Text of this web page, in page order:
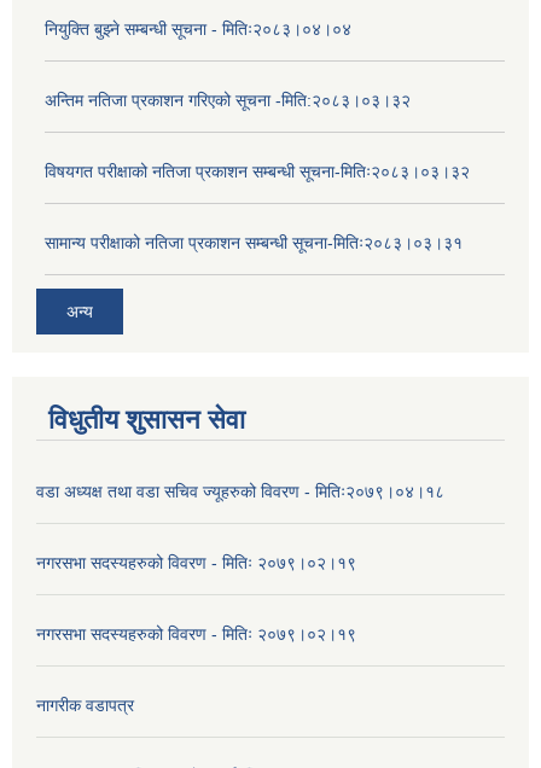
नियुक्ति बुझ्ने सम्बन्धी सूचना - मितिः२०८३।०४।०४
अन्तिम नतिजा प्रकाशन गरिएको सूचना -मिति:२०८३।०३।३२
विषयगत परीक्षाको नतिजा प्रकाशन सम्बन्धी सूचना-मितिः२०८३।०३।३२
सामान्य परीक्षाको नतिजा प्रकाशन सम्बन्धी सूचना-मितिः२०८३।०३।३१
अन्य
विधुतीय शुसासन सेवा
वडा अध्यक्ष तथा वडा सचिव ज्यूहरुको विवरण - मितिः२०७९।०४।१८
नगरसभा सदस्यहरुको विवरण - मितिः २०७९।०२।१९
नगरसभा सदस्यहरुको विवरण - मितिः २०७९।०२।१९
नागरीक वडापत्र